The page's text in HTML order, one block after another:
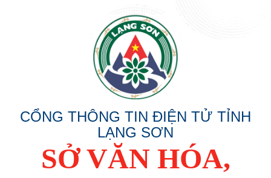
CỔNG THÔNG TIN ĐIỆN TỬ TỈNH
LẠNG SƠN
SỞ VĂN HÓA,